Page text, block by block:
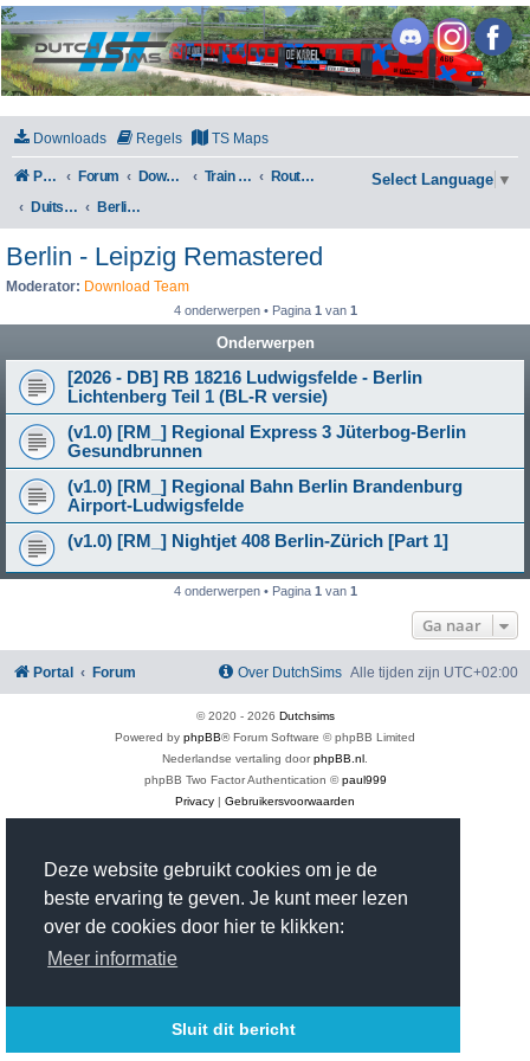
Deze website gebruikt cookies om je de
beste ervaring te geven. Je kunt meer lezen
over de cookies door hier te klikken:
Meer informatie
Sluit dit bericht
DutchSims
Downloads Regels TS Maps
Portal Forum Downloads Train Simulator Classic
Routes en Scenarios
Duitsland
Berlin - Leipzig Remastered
Select Language ▼
Berlin - Leipzig Remastered
Moderator: Download Team
4 onderwerpen • Pagina 1 van 1
Onderwerpen
[2026 - DB] RB 18216 Ludwigsfelde - Berlin
Lichtenberg Teil 1 (BL-R versie)
(v1.0) [RM_] Regional Express 3 Jüterbog-Berlin
Gesundbrunnen
(v1.0) [RM_] Regional Bahn Berlin Brandenburg
Airport-Ludwigsfelde
(v1.0) [RM_] Nightjet 408 Berlin-Zürich [Part 1]
4 onderwerpen • Pagina 1 van 1
Ga naar
Portal Forum Alle tijden zijn UTC+02:00
Over DutchSims
© 2020 - 2026 Dutchsims
Powered by phpBB® Forum Software © phpBB Limited
Nederlandse vertaling doorphpBB.nl
phpBB Two Factor Authentication ©paul999
Privacy | Gebruikersvoorwaarden
Time: 0.405s| Peak Memory Usage: 2.93 MiB | GZIP: On |Queries: 18